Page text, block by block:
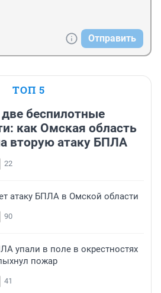
Отправить
ТОП 5
беспилотные
как Омская область
вторую атаку БПЛА
22
атаку БПЛА в Омской области
90
упали в поле в окрестностях
пожар
41